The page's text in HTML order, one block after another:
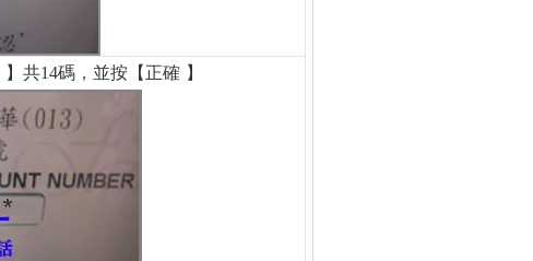
】 共14碼，並按【正確 】